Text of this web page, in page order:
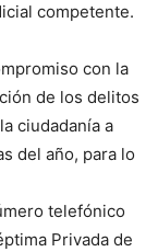
competente.
con la
de los delitos
ciudadanía a
del año, para lo
telefónico
Privada de